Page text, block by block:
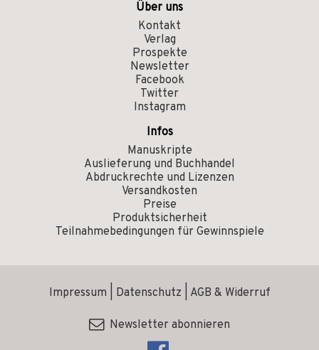
Über uns
Kontakt
Verlag
Prospekte
Newsletter
Facebook
Twitter
Instagram
Infos
Manuskripte
Auslieferung und Buchhandel
Abdruckrechte und Lizenzen
Versandkosten
Preise
Produktsicherheit
Teilnahmebedingungen für Gewinnspiele
Impressum Datenschutz AGB & Widerruf
Newsletter abonnieren